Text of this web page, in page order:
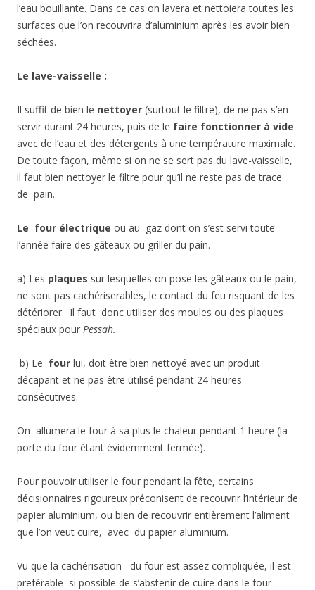
l’eau bouillante. Dans ce cas on lavera et nettoiera toutes les
surfaces que l’on recouvrira d’aluminium après les avoir bien
séchées.
Le lave-vaisselle :
Il suffit de bien le nettoyer (surtout le filtre), de ne pas s’en
servir durant 24 heures, puis de le faire fonctionner à vide
avec de l’eau et des détergents à une température maximale.
De toute façon, même si on ne se sert pas du lave-vaisselle,
il faut bien nettoyer le filtre pour qu’il ne reste pas de trace
de pain.
Le four électrique ou au gaz dont on s’est servi toute
l’année faire des gâteaux ou griller du pain.
a) Les plaques sur lesquelles on pose les gâteaux ou le pain,
ne sont pas cachériserables, le contact du feu risquant de les
détériorer. Il faut donc utiliser des moules ou des plaques
spéciaux pour Pessah.
b) Le four lui, doit être bien nettoyé avec un produit
décapant et ne pas être utilisé pendant 24 heures
consécutives.
On allumera le four à sa plus le chaleur pendant 1 heure (la
porte du four étant évidemment fermée).
Pour pouvoir utiliser le four pendant la fête, certains
décisionnaires rigoureux préconisent de recouvrir l’intérieur de
papier aluminium, ou bien de recouvrir entièrement l’aliment
que l’on veut cuire, avec du papier aluminium.
Vu que la cachérisation du four est assez compliquée, il est
preférable si possible de s’abstenir de cuire dans le four